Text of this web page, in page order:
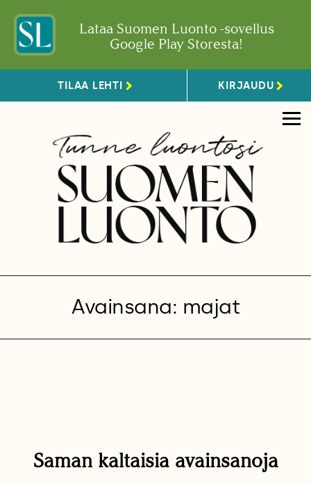
Lataa Suomen Luonto -sovellus
Google Play Storesta!
TILAA LEHTI KIRJAUDU
Avainsana: majat
Saman kaltaisia avainsanoja